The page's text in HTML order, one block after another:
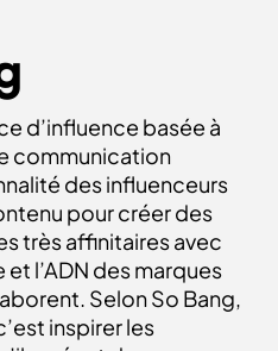
d’influence basée à
communication
des influenceurs
pour créer des
très affinitaires avec
l’ADN des marques
Selon So Bang,
inspirer les